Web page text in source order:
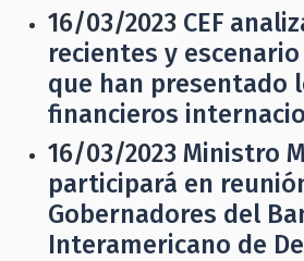
16/03/2023 CEF
recientes y
que han presentado
financieros
16/03/2023 Ministro
participará en
Gobernadores del
Interamericano de